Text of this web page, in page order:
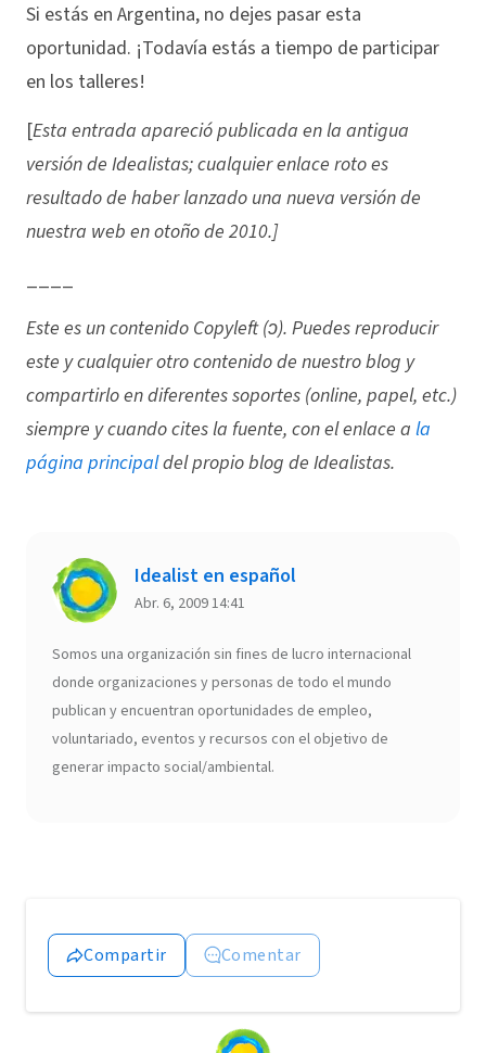
Si estás en Argentina, no dejes pasar esta
oportunidad. ¡Todavía estás a tiempo de participar
en los talleres!
[Esta entrada apareció publicada en la antigua
versión de Idealistas; cualquier enlace roto es
resultado de haber lanzado una nueva versión de
nuestra web en otoño de 2010.]
____
Este es un contenido Copyleft (ↄ). Puedes reproducir
este y cualquier otro contenido de nuestro blog y
compartirlo en diferentes soportes (online, papel, etc.)
siempre y cuando cites la fuente, con el enlace a la
página principaldel propio blog de Idealistas.
Idealist en español
Abr. 6, 2009 14:41
Somos una organización sin fines de lucro internacional
donde organizaciones y personas de todo el mundo
publican y encuentran oportunidades de empleo,
voluntariado, eventos y recursos con el objetivo de
generar impacto social/ambiental.
Compartir Comentar